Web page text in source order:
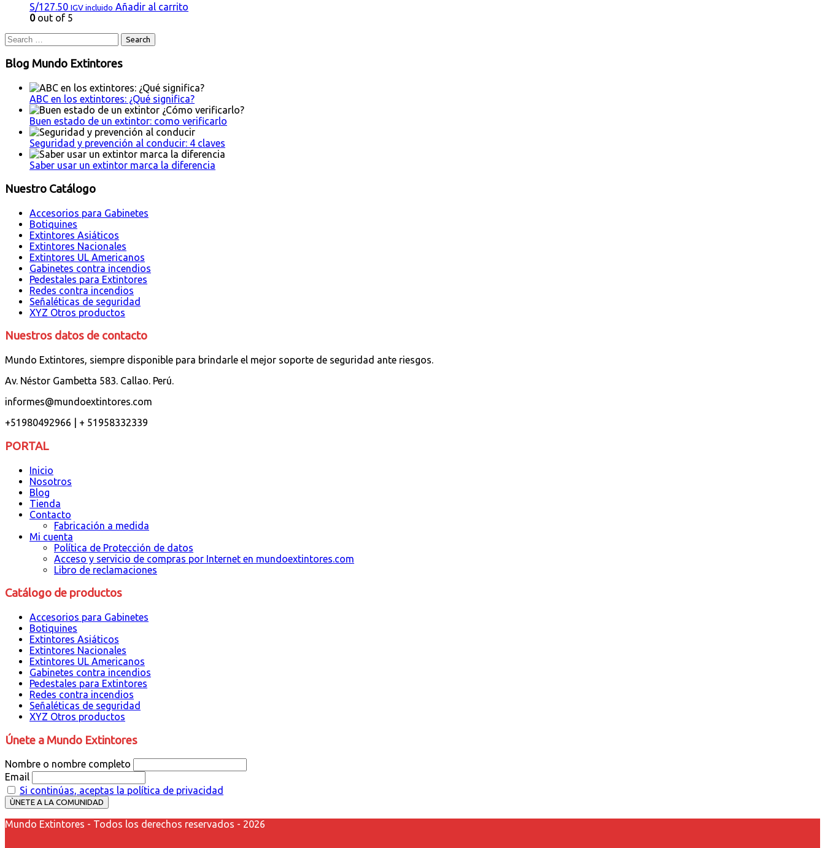
S/127.50 IGV incluido Añadir al carrito
0out of 5
Blog Mundo Extintores
ABC en los extintores: ¿Qué significa?
Buen estado de un extintor: como verificarlo
Seguridad y prevención al conducir: 4 claves
Saber usar un extintor marca la diferencia
Nuestro Catálogo
Accesorios para Gabinetes
Botiquines
Extintores Asiáticos
Extintores Nacionales
Extintores UL Americanos
Gabinetes contra incendios
Pedestales para Extintores
Redes contra incendios
Señaléticas de seguridad
XYZ Otros productos
Nuestros datos de contacto
Mundo Extintores, siempre disponible para brindarle el mejor soporte de seguridad ante riesgos.
Av. Néstor Gambetta 583. Callao. Perú.
informes@mundoextintores.com
+51980492966 | + 51958332339
PORTAL
Inicio
Nosotros
Blog
Tienda
Contacto
Fabricación a medida
Mi cuenta
Política de Protección de datos
Acceso y servicio de compras por Internet en mundoextintores.com
Libro de reclamaciones
Catálogo de productos
Accesorios para Gabinetes
Botiquines
Extintores Asiáticos
Extintores Nacionales
Extintores UL Americanos
Gabinetes contra incendios
Pedestales para Extintores
Redes contra incendios
Señaléticas de seguridad
XYZ Otros productos
Únete a Mundo Extintores
Nombre o nombre completo
Email
Si continúas, aceptas la política de privacidad
Mundo Extintores - Todos los derechos reservados - 2026